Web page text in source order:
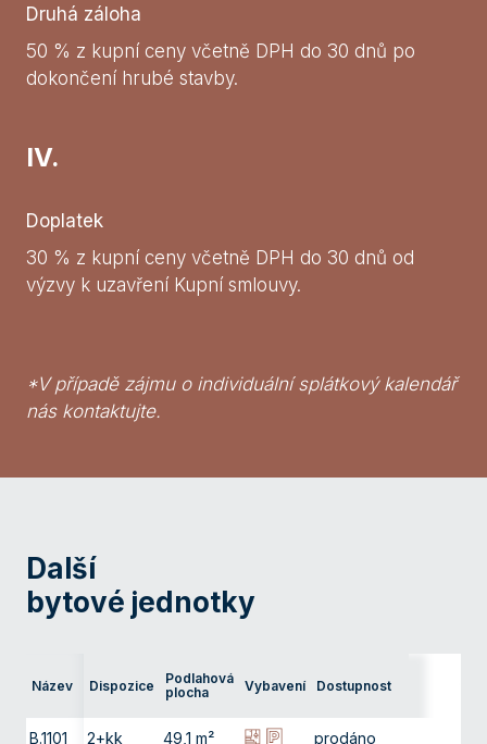
Druhá záloha
50 % z kupní ceny včetně DPH do 30 dnů po
dokončení hrubé stavby.
IV.
Doplatek
30 % z kupní ceny včetně DPH do 30 dnů od
výzvy k uzavření Kupní smlouvy.
*V případě zájmu o individuální splátkový kalendář
nás kontaktujte.
Další
bytové jednotky
Název Dispozice
Podlahová
plocha
Vybavení Dostupnost
B.1101 2+kk 49,1 m² prodáno